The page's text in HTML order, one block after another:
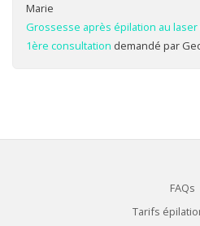
Marie
Grossesse après épilation au laser
1ère consultation demandé par
FAQs
Tarifs